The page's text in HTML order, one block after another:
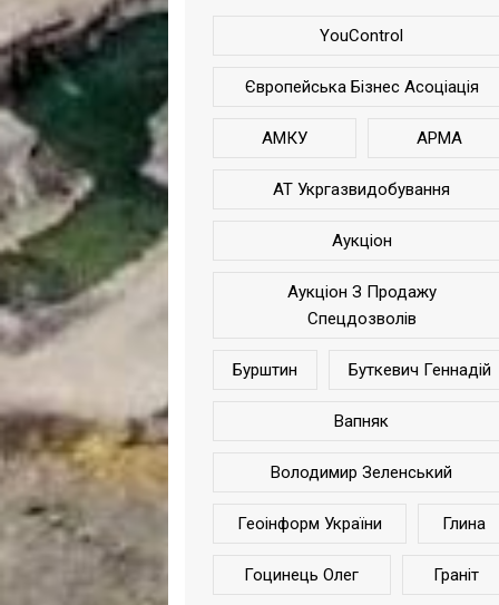
YouControl
Європейська Бізнес Асоціація
АМКУ АРМА
АТ Укргазвидобування
Аукціон
Аукціон З Продажу
Спецдозволів
Бурштин Буткевич Геннадій
Вапняк
Володимир Зеленський
Геоінформ України Глина
Гоцинець Олег Граніт